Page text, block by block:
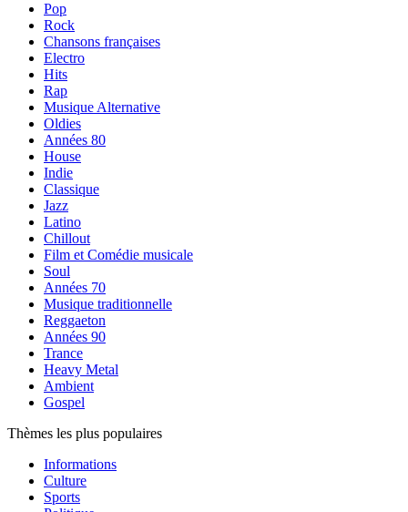
Pop
Rock
Chansons françaises
Electro
Hits
Rap
Musique Alternative
Oldies
Années 80
House
Indie
Classique
Jazz
Latino
Chillout
Film et Comédie musicale
Soul
Années 70
Musique traditionnelle
Reggaeton
Années 90
Trance
Heavy Metal
Ambient
Gospel
Thèmes les plus populaires
Informations
Culture
Sports